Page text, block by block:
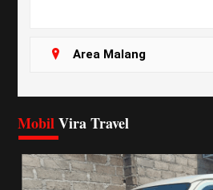
Area Malang
MobilVira Travel